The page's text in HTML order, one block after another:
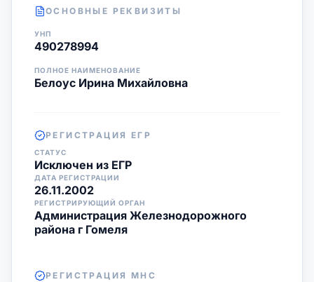
ОСНОВНЫЕ РЕКВИЗИТЫ
УНП
490278994
ПОЛНОЕ НАИМЕНОВАНИЕ
Белоус Ирина Михайловна
РЕГИСТРАЦИЯ ЕГР
СТАТУС
Исключен из ЕГР
ДАТА РЕГИСТРАЦИИ
26.11.2002
РЕГИСТРИРУЮЩИЙ ОРГАН
Администрация Железнодорожного
района г Гомеля
РЕГИСТРАЦИЯ МНС